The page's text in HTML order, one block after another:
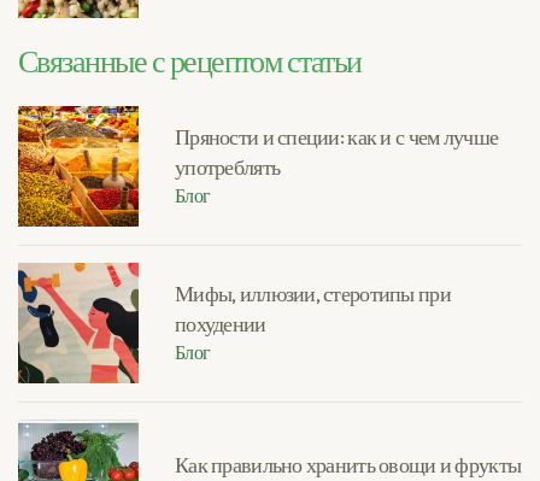
Связанные с рецептом статьи
Пряности и специи: как и с чем лучше
употреблять
Блог
Мифы, иллюзии, стеротипы при
похудении
Блог
Как правильно хранить овощи и фрукты